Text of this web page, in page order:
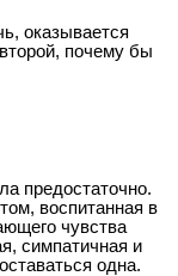
оказывается
почему бы
предостаточно.
воспитанная в
чувства
симпатичная и
одна.